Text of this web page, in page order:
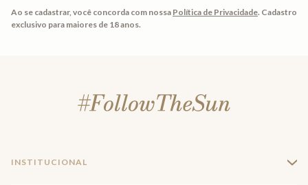
Ao se cadastrar, você concorda com nossa Política de Privacidade. Cadastro
exclusivo para maiores de 18 anos.
INSTITUCIONAL +